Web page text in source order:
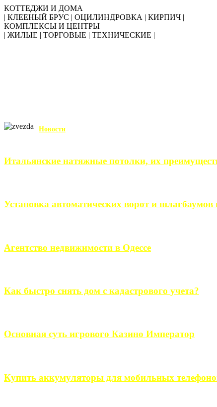
КОТТЕДЖИ И ДОМА
| КЛЕЕНЫЙ БРУС | ОЦИЛИНДРОВКА | КИРПИЧ |
КОМПЛЕКСЫ И ЦЕНТРЫ
| ЖИЛЫЕ | ТОРГОВЫЕ | ТЕХНИЧЕСКИЕ |
Новости
Итальянские натяжные потолки, их
Установка автоматических ворот и шлагбаумов
Агентство недвижимости в Одессе
Как быстро снять дом с кадастрового учета?
Основная суть игрового Казино Император
Купить аккумуляторы для мобильных